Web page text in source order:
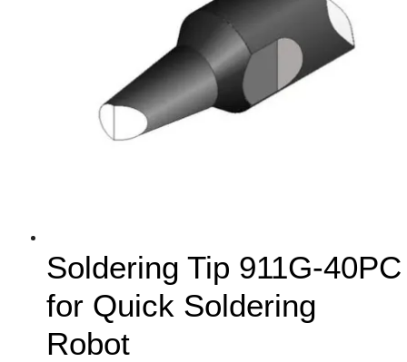
Soldering Tip 911G-40PC
for Quick Soldering
Robot